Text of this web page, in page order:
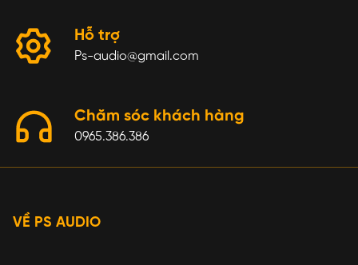
Hỗ trợ
Ps-audio@gmail.com
Chăm sóc khách hàng
0965.386.386
VỀ PS AUDIO